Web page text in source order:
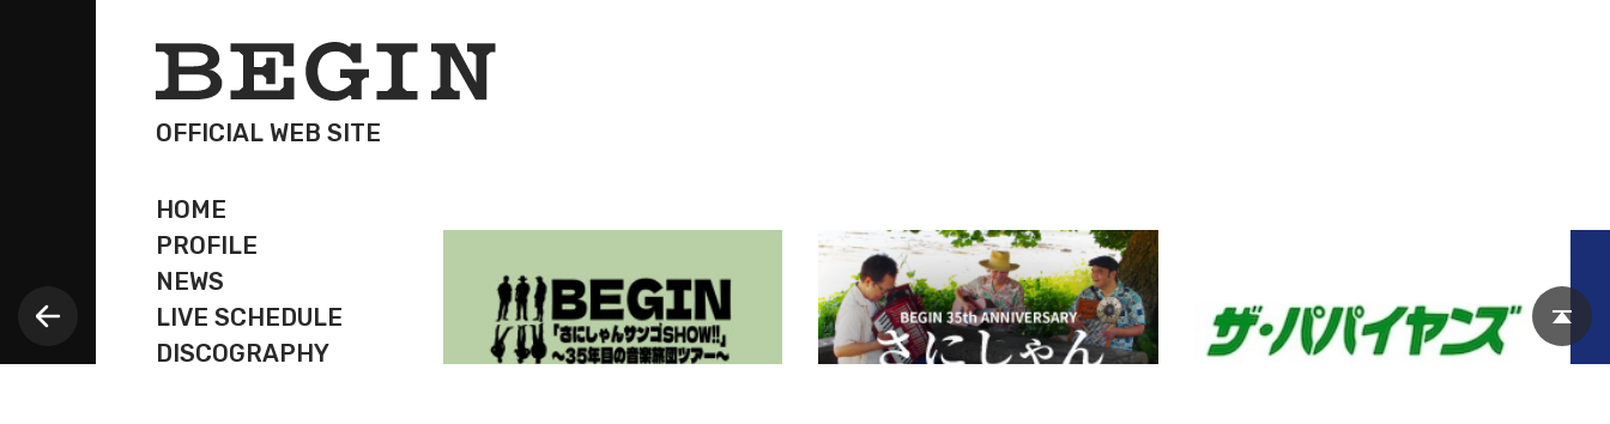
OFFICIAL WEB SITE
HOME
PROFILE
NEWS
LIVE SCHEDULE
DISCOGRAPHY